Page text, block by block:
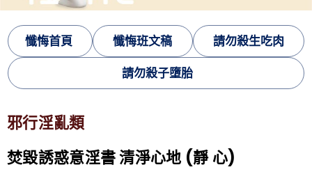
懺悔首頁 懺悔班文稿 請勿殺生吃肉
請勿殺子墮胎
邪行淫亂類
焚毀誘惑意淫書 清淨心地 (靜 心)